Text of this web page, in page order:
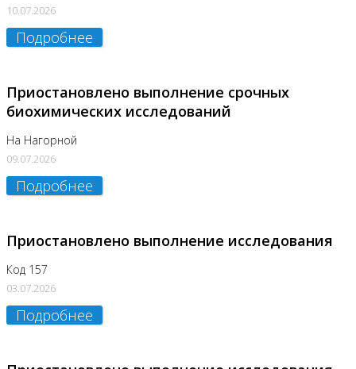
10.07.2026
Подробнее
Приостановлено выполнение срочных
биохимических исследований
На Нагорной
09.07.2026
Подробнее
Приостановлено выполнение исследования
Код 157
03.07.2026
Подробнее